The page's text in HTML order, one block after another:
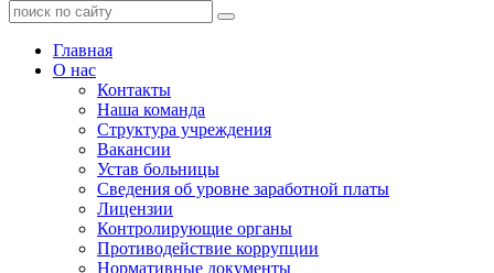
Главная
О нас
Контакты
Наша команда
Структура учреждения
Вакансии
Устав больницы
Сведения об уровне заработной платы
Лицензии
Контролирующие органы
Противодействие коррупции
Нормативные документы